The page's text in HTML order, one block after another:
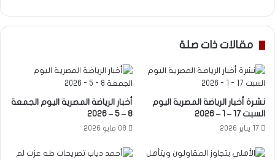
مقالات ذات صلة
نشرة أخبار الرياضة المصرية اليوم
السبت 17 – 1 – 2026
17 يناير 2026
أخبار الرياضة المصرية اليوم الجمعة
8 – 5 – 2026
08 مايو 2026